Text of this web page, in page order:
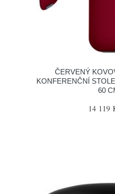
ČERVENÝ
KONFERENČNÍ
60
14 119